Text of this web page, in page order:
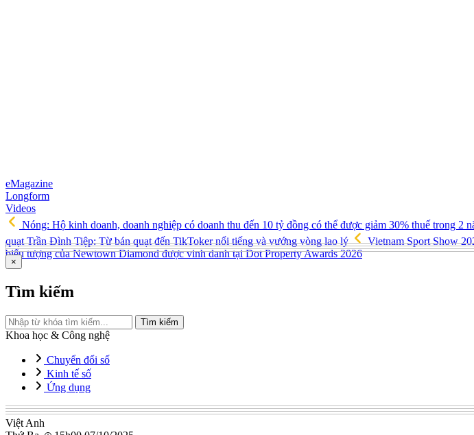
eMagazine
Longform
Videos
Nóng: Hộ kinh doanh, doanh nghiệp có doanh thu đến 10 tỷ đồng có thể được giảm 30% thuế trong 2
quạt Trần Đình Tiệp: Từ bán quạt đến TikToker nổi tiếng và vướng vòng lao lý
Vietnam Sport Show
biểu tượng của Newtown Diamond được vinh danh tại Dot Property Awards 2026
×
Tìm kiếm
Tìm kiếm
Khoa học & Công nghệ
Chuyển đổi số
Kinh tế số
Ứng dụng
Việt Anh